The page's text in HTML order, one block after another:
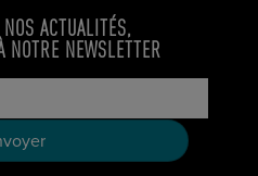
ACTUALITÉS,
NOTRE NEWSLETTER